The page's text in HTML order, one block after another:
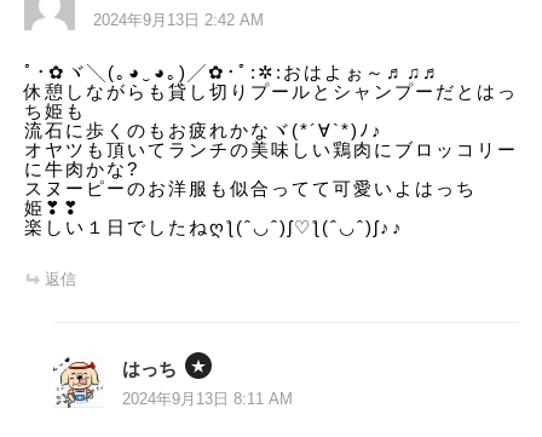
シ
ン
2024年9月13日 2:42 AM
ﾟ･✿ヾ╲(｡◕‿◕｡)╱✿･ﾟ:✲:おはよぉ～♬♫♬
休憩しながらも貸し切りプールとシャンプーだとはっ
ち姫も
流石に歩くのもお疲れかなヾ(*´∀`*)ﾉ♪
オヤツも頂いてランチの美味しい鶏肉にブロッコリー
に牛肉かな?
スヌーピーのお洋服も似合ってて可愛いよはっち
姫❣❣
楽しい１日でしたねღƪ(ˆ◡ˆ)ʃ♡ƪ(ˆ◡ˆ)ʃ♪♪
返信
はっち
2024年9月13日 8:11 AM